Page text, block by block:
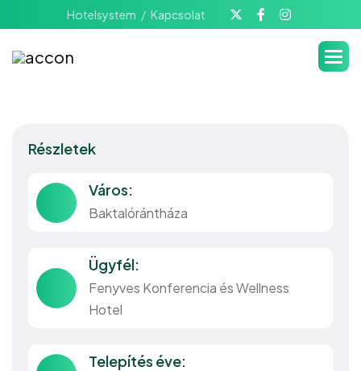
Hotelsystem Kapcsolat
Részletek
Város:
Baktalórántháza
Ügyfél:
Fenyves Konferencia és Wellness
Hotel
Telepítés éve: